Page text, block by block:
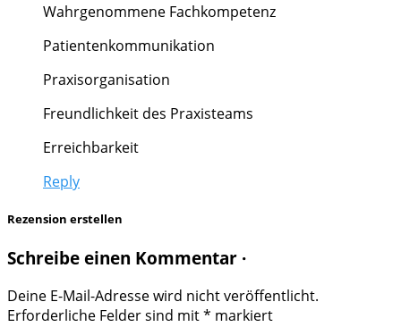
Wahrgenommene Fachkompetenz
Patientenkommunikation
Praxisorganisation
Freundlichkeit des Praxisteams
Erreichbarkeit
Reply
Rezension erstellen
Schreibe einen Kommentar ·
Deine E-Mail-Adresse wird nicht veröffentlicht.
Erforderliche Felder sind mit* markiert